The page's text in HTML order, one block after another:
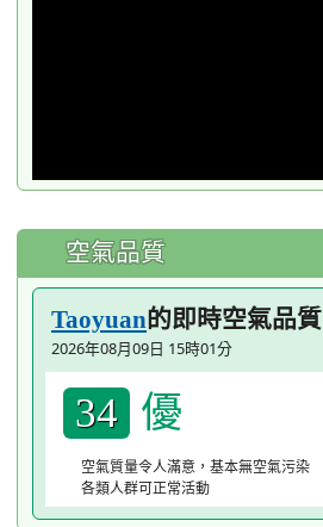
空氣品質
Taoyuan的即時空氣品質
2026年08月09日 15時01分
34 優
空氣質量令人滿意，基本無空氣污染
各類人群可正常活動